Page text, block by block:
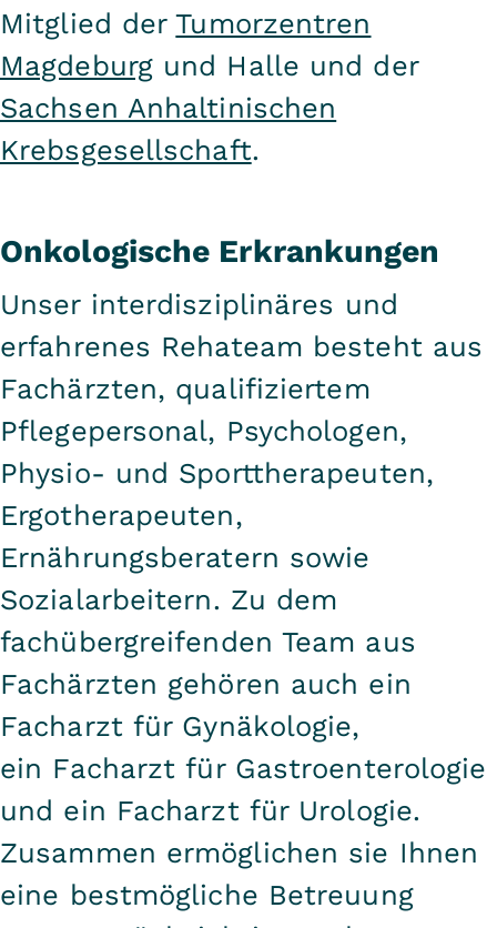
Mitglied derTumorzentren
Magdeburgund Halle und der
Sachsen Anhaltinischen
Krebsgesellschaft.
Onkologische Erkrankungen
Unser interdisziplinäres und
erfahrenes Rehateam besteht aus
Fachärzten, qualifiziertem
Pflegepersonal, Psychologen,
Physio- und Sporttherapeuten,
Ergotherapeuten,
Ernährungsberatern sowie
Sozialarbeitern. Zu dem
fachübergreifenden Team aus
Fachärzten gehören auch ein
Facharzt für Gynäkologie,
ein Facharzt für Gastroenterologie
und ein Facharzt für Urologie.
Zusammen ermöglichen sie Ihnen
eine bestmögliche Betreuung